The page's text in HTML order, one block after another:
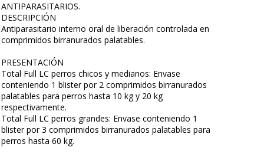
ANTIPARASITARIOS.
DESCRIPCIÓN
Antiparasitario interno oral de liberación controlada en
comprimidos birranurados palatables.
PRESENTACIÓN
Total Full LC perros chicos y medianos: Envase
conteniendo 1 blister por 2 comprimidos birranurados
palatables para perros hasta 10 kg y 20 kg
respectivamente.
Total Full LC perros grandes: Envase conteniendo 1
blister por 3 comprimidos birranurados palatables para
perros hasta 60 kg.